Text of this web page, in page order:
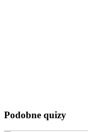
Podobne quizy